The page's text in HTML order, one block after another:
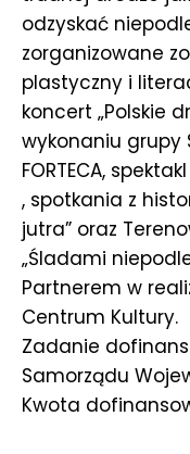
odzyskać
zorganizowane
plastyczny i
koncert „Polskie
wykonaniu grupy
FORTECA,
, spotkania z
jutra” oraz
„Śladami
Partnerem w
Centrum Kultury.
Zadanie
Samorządu
Kwota